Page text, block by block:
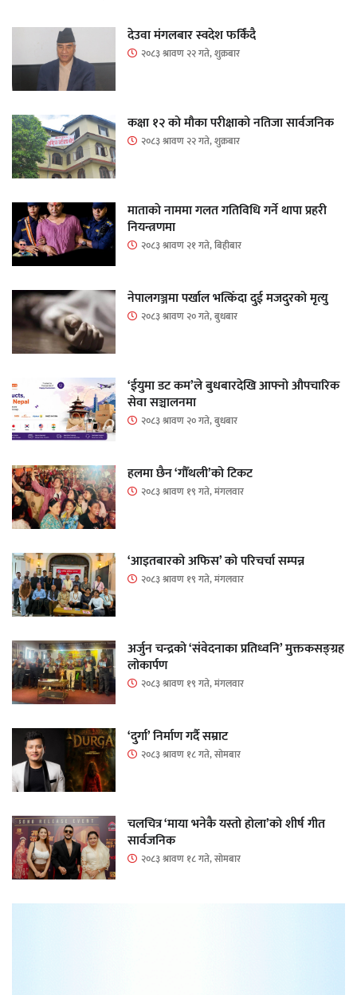
देउवा मंगलबार स्वदेश फर्किंदै
२०८३ श्रावण २२ गते, शुक्रबार
कक्षा १२ को मौका परीक्षाको नतिजा सार्वजनिक
२०८३ श्रावण २२ गते, शुक्रबार
माताकाे नाममा गलत गतिविधि गर्ने थापा प्रहरी
नियन्त्रणमा
२०८३ श्रावण २१ गते, बिहीबार
नेपालगञ्जमा पर्खाल भत्किँदा दुई मजदुरको मृत्यु
२०८३ श्रावण २० गते, बुधबार
‘ईयुमा डट कम’ले बुधबारदेखि आफ्नो औपचारिक
सेवा सञ्चालनमा
२०८३ श्रावण २० गते, बुधबार
हलमा छैन ‘गौँथली’को टिकट
२०८३ श्रावण १९ गते, मंगलवार
‘आइतबारको अफिस’ को परिचर्चा सम्पन्न
२०८३ श्रावण १९ गते, मंगलवार
अर्जुन चन्द्रको ‘संवेदनाका प्रतिध्वनि’ मुक्तकसङ्ग्रह
लोकार्पण
२०८३ श्रावण १९ गते, मंगलवार
‘दुर्गा’ निर्माण गर्दै सम्राट
२०८३ श्रावण १८ गते, सोमबार
चलचित्र ‘माया भनेकै यस्तो होला’को शीर्ष गीत
सार्वजनिक
२०८३ श्रावण १८ गते, सोमबार